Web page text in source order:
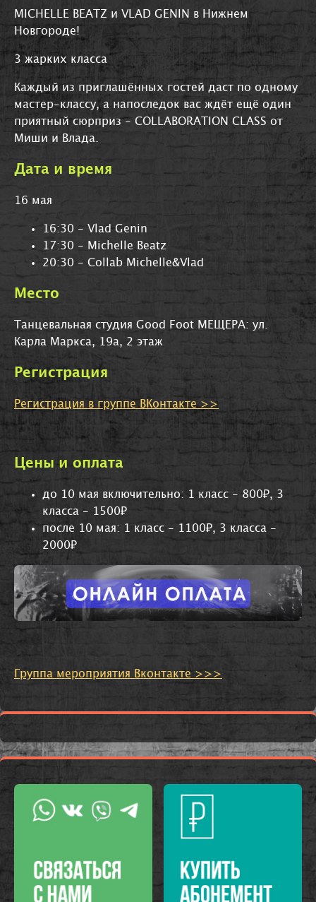
MICHELLE BEATZ и VLAD GENIN в Нижнем
Новгороде!
3 жарких класса
Каждый из приглашённых гостей даст по одному
мастер-классу, а напоследок вас ждёт ещё один
приятный сюрприз - COLLABORATION CLASS от
Миши и Влада.
Дата и время
16 мая
16:30 - Vlad Genin
17:30 - Michelle Beatz
20:30 - Collab Michelle&Vlad
Место
Танцевальная студия Good Foot МЕЩЕРА: ул.
Карла Маркса, 19а, 2 этаж
Регистрация
Регистрация в группе ВКонтакте >>
Цены и оплата
до 10 мая включительно: 1 класс - 800₽, 3
класса - 1500₽
после 10 мая: 1 класс - 1100₽, 3 класса -
2000₽
Группа мероприятия Вконтакте >>>